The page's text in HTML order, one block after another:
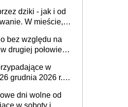
dziki - jak i od
W mieście,
bez względu na
drugiej połowie
w
grudnia 2026 r.) –
i administracja
dni wolne od
w soboty i